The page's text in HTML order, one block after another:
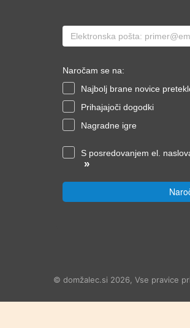
Naročam se na:
Najbolj brane novice
Prihajajoči dogodki
Nagradne igre
S posredovanjem el.
»
© domžalec.si 2026, Vse pravice